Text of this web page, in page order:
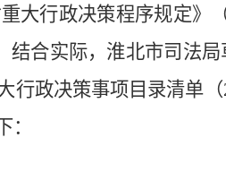
大行政决策程序规定》
结合实际，淮北市司法
行政决策事项目录清单（